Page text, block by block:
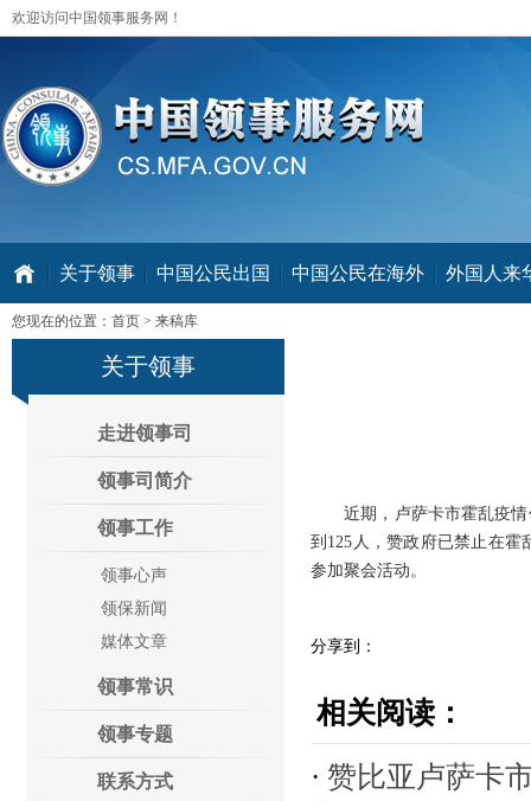
欢迎访问中国领事服务网！
关于领事 中国公民出国 中国公民在海外 外国人来
您现在的位置： 首页 > 来稿库
关于领事
走进领事司
领事司简介
领事工作
领事心声
领保新闻
媒体文章
领事常识
领事专题
联系方式
近期，卢萨卡市霍乱疫情
到125人，赞政府已禁止在
参加聚会活动。
分享到：
相关阅读：
· 赞比亚卢萨卡